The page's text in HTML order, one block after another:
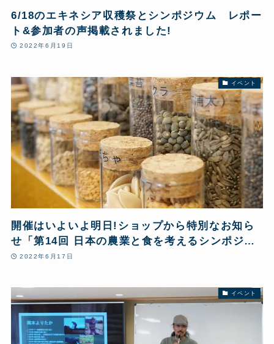
6/18のエキネシア収穫祭とシンポジウム レポー
ト&参加者の声掲載されました!
2022年6月19日
イベント
開催はいよいよ明日!ショップから特別なお知ら
せ「第14回 日本の農業と食を考えるシンポジウ
ム」
2022年6月17日
イベント